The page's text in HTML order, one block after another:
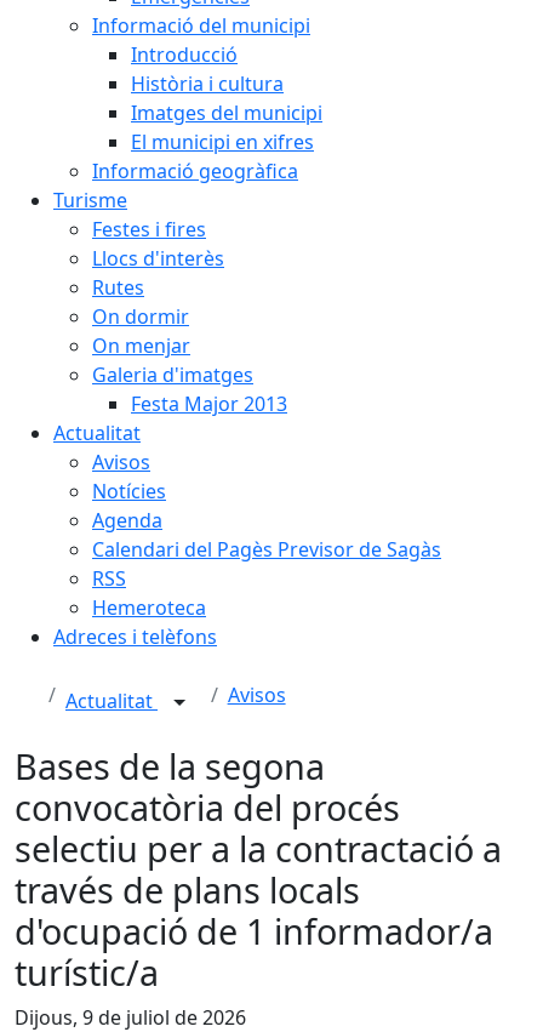
Informació del municipi
Introducció
Història i cultura
Imatges del municipi
El municipi en xifres
Informació geogràfica
Turisme
Festes i fires
Llocs d'interès
Rutes
On dormir
On menjar
Galeria d'imatges
Festa Major 2013
Actualitat
Avisos
Notícies
Agenda
Calendari del Pagès Previsor de Sagàs
RSS
Hemeroteca
Adreces i telèfons
Actualitat Avisos
Bases de la segona
convocatòria del procés
selectiu per a la contractació a
través de plans locals
d'ocupació de 1 informador/a
turístic/a
Dijous, 9 de juliol de 2026